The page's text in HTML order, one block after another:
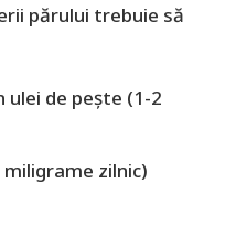
părului trebuie să
ulei de pește (1-2
zilnic)